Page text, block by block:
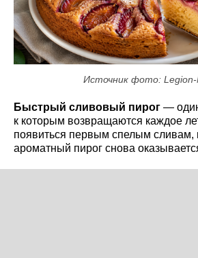
Источник фото: Legion-
Быстрый сливовый пирог —
к которым возвращаются каждое
появиться первым спелым сливам,
ароматный пирог снова